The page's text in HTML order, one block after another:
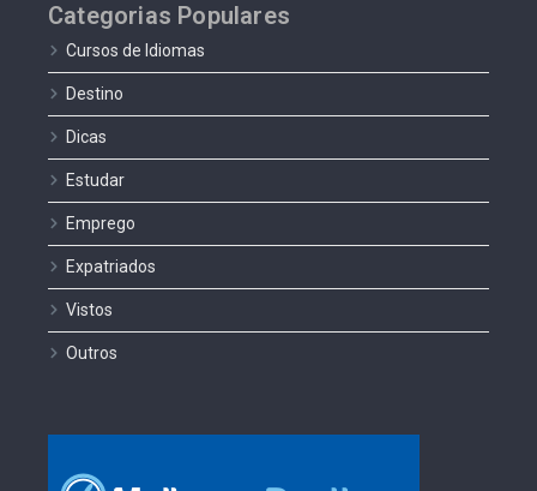
Categorias Populares
Cursos de Idiomas
Destino
Dicas
Estudar
Emprego
Expatriados
Vistos
Outros